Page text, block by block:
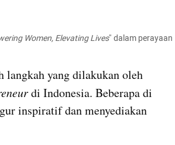
Women, Elevating Lives" dalam perayaan
langkah yang dilakukan oleh
di Indonesia. Beberapa di
inspiratif dan menyediakan